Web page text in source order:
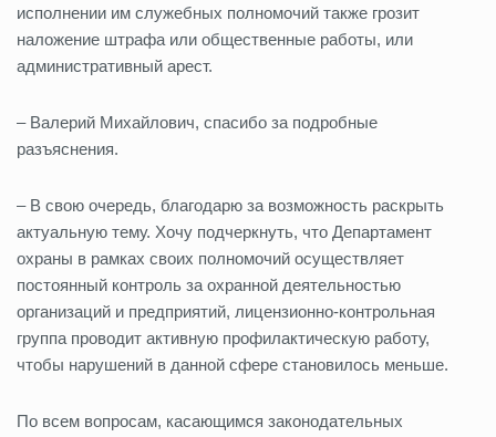
исполнении им служебных полномочий также грозит
наложение штрафа или общественные работы, или
административный арест.
– Валерий Михайлович, спасибо за подробные
разъяснения.
– В свою очередь, благодарю за возможность раскрыть
актуальную тему. Хочу подчеркнуть, что Департамент
охраны в рамках своих полномочий осуществляет
постоянный контроль за охранной деятельностью
организаций и предприятий, лицензионно-контрольная
группа проводит активную профилактическую работу,
чтобы нарушений в данной сфере становилось меньше.
По всем вопросам, касающимся законодательных